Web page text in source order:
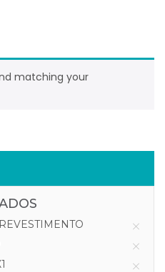
matching your